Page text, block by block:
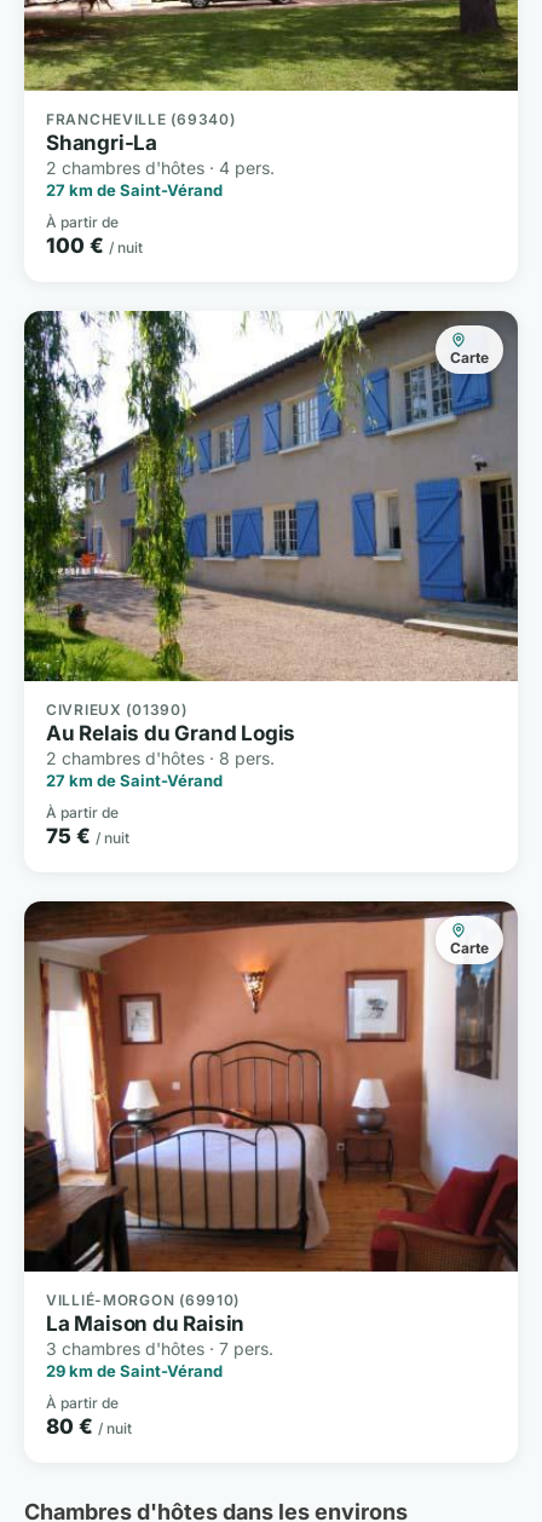
FRANCHEVILLE (69340)
Shangri-La
2 chambres d'hôtes · 4 pers.
27 km de Saint-Vérand
À partir de
100 € / nuit
Carte
CIVRIEUX (01390)
Au Relais du Grand Logis
2 chambres d'hôtes · 8 pers.
27 km de Saint-Vérand
À partir de
75 € / nuit
Carte
VILLIÉ-MORGON (69910)
La Maison du Raisin
3 chambres d'hôtes · 7 pers.
29 km de Saint-Vérand
À partir de
80 € / nuit
Chambres d'hôtes dans les environs